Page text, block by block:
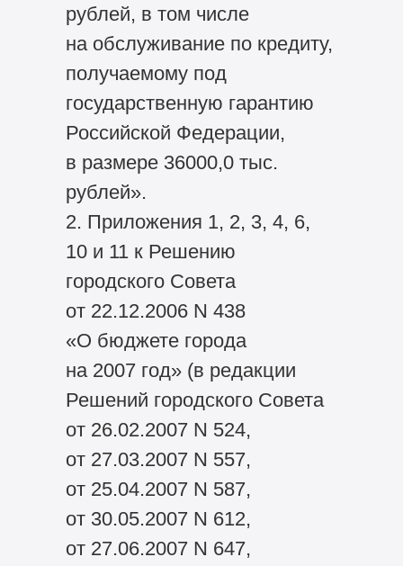
рублей, в том числе
на обслуживание по кредиту,
получаемому под
государственную гарантию
Российской Федерации,
в размере 36000,0 тыс.
рублей».
2. Приложения 1, 2, 3, 4, 6,
10 и 11 к Решению
городского Совета
от 22.12.2006 N 438
«О бюджете города
на 2007 год» (в редакции
Решений городского Совета
от 26.02.2007 N 524,
от 27.03.2007 N 557,
от 25.04.2007 N 587,
от 30.05.2007 N 612,
от 27.06.2007 N 647,